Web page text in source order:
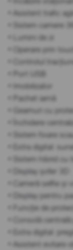
• Asistent trafic
• Sistem camere
• Lumini de zi
• Operare prin
• Controlul
• Port USB
• Imobilizator
• Pachet iarnă
• Geamuri cu
• Închidere
• Sistem fixare
• Extra digital:
• Sistem hibrid cu
• Display șofer 3D
• Cameră selfie și
• Display pentru
• Funcție de
• Consolă
• Extra digital:
• Asistent evitare